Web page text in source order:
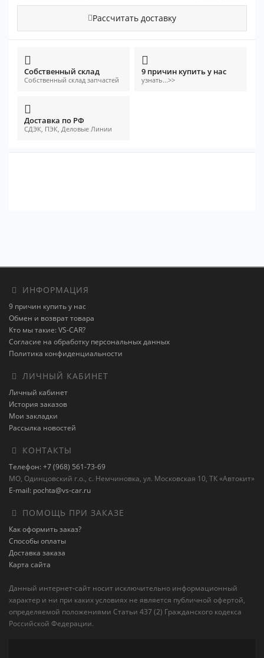
Рассчитать доставку
Собственный склад
Собственный склад запчастей
9 причин купить у нас
узнать...>>
Доставка по РФ
СДЭК, ПЭК, Деловые Линии
ИНФОРМАЦИЯ
9 причин купить у нас
Обмен и возврат товара
Кто мы такие: VS-CAR?
Согласие на обработку персональных данных
Политика конфиденциальности
ЛИЧНЫЙ КАБИНЕТ
Личный кабинет
История заказов
Мои закладки
Рассылка новостей
КОНТАКТЫ
Телефон: +7 (968) 561-73-69
МО, Одинцовский г.о., с. Немчиновка, ул. Московская 10, ТК «Автокит»
E-mail: pochta@vs-car.ru
ПОМОЩЬ ПРИ ЗАКАЗЕ
Как оформить заказ?
Способы оплаты
Доставка заказа
Карта сайта
Данный интернет-сайт носит исключительно информационный
характер и ни при каких условиях не является публичной офертой,
определяемой положениями Статьи 437 (2) Гражданского кодекса
Российской Федерации.